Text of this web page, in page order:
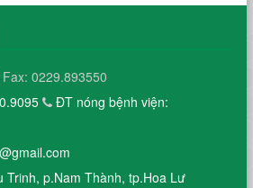
0229.893550
ĐT nóng bệnh viện:
p.Nam Thành, tp.Hoa Lư